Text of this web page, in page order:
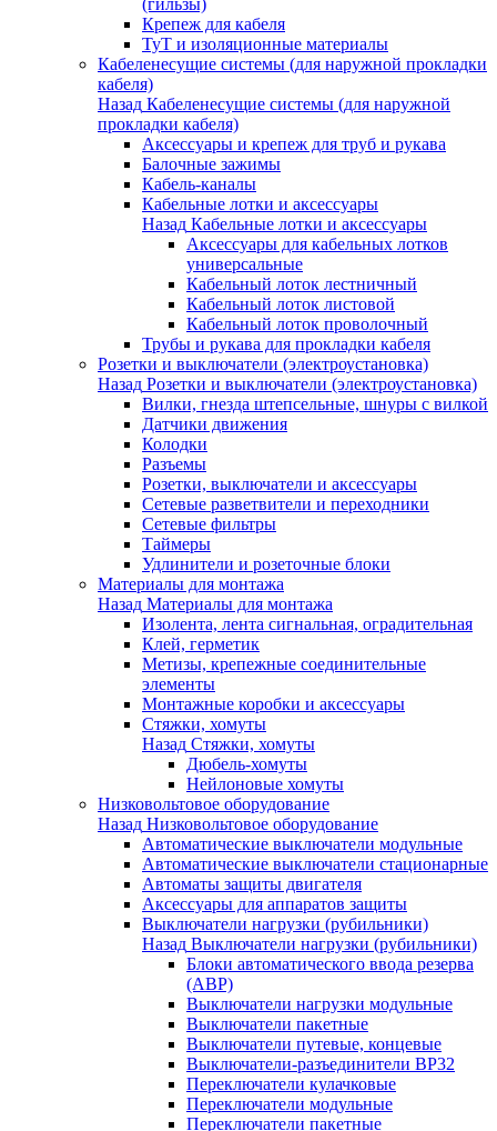
(гильзы)
Крепеж для кабеля
ТуТ и изоляционные материалы
Кабеленесущие системы (для наружной прокладки
кабеля)
Назад Кабеленесущие системы (для наружной
прокладки кабеля)
Аксессуары и крепеж для труб и рукава
Балочные зажимы
Кабель-каналы
Кабельные лотки и аксессуары
Назад Кабельные лотки и аксессуары
Аксессуары для кабельных лотков
универсальные
Кабельный лоток лестничный
Кабельный лоток листовой
Кабельный лоток проволочный
Трубы и рукава для прокладки кабеля
Розетки и выключатели (электроустановка)
Назад Розетки и выключатели (электроустановка)
Вилки, гнезда штепсельные, шнуры с вилкой
Датчики движения
Колодки
Разъемы
Розетки, выключатели и аксессуары
Сетевые разветвители и переходники
Сетевые фильтры
Таймеры
Удлинители и розеточные блоки
Материалы для монтажа
Назад Материалы для монтажа
Изолента, лента сигнальная, оградительная
Клей, герметик
Метизы, крепежные соединительные
элементы
Монтажные коробки и аксессуары
Стяжки, хомуты
Назад Стяжки, хомуты
Дюбель-хомуты
Нейлоновые хомуты
Низковольтовое оборудование
Назад Низковольтовое оборудование
Автоматические выключатели модульные
Автоматические выключатели стационарные
Автоматы защиты двигателя
Аксессуары для аппаратов защиты
Выключатели нагрузки (рубильники)
Назад Выключатели нагрузки (рубильники)
Блоки автоматического ввода резерва
(АВР)
Выключатели нагрузки модульные
Выключатели пакетные
Выключатели путевые, концевые
Выключатели-разъединители ВР32
Переключатели кулачковые
Переключатели модульные
Переключатели пакетные